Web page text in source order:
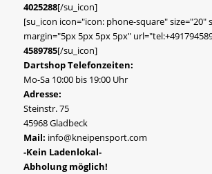
4025288[/su_icon]
[su_icon icon="icon: phone-square" size="20"
margin="5px 5px 5px 5px"
4589785[/su_icon]
Dartshop Telefonzeiten:
Mo-Sa 10:00 bis 19:00 Uhr
Adresse:
Steinstr. 75
45968 Gladbeck
Mail: info@kneipensport.com
-Kein Ladenlokal-
Abholung möglich!